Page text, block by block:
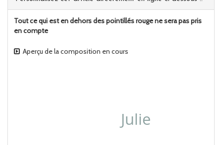
Tout ce qui est en dehors des pointillés rouge ne sera pas pris
en compte
Aperçu de la composition en cours